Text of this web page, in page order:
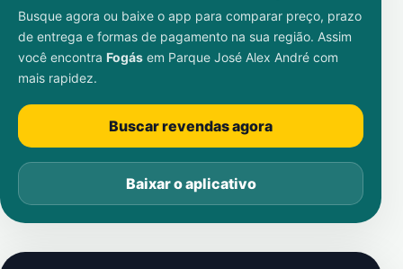
Busque agora ou baixe o app para comparar preço, prazo
de entrega e formas de pagamento na sua região. Assim
você encontra Fogás em Parque José Alex André com
mais rapidez.
Buscar revendas agora
Baixar o aplicativo